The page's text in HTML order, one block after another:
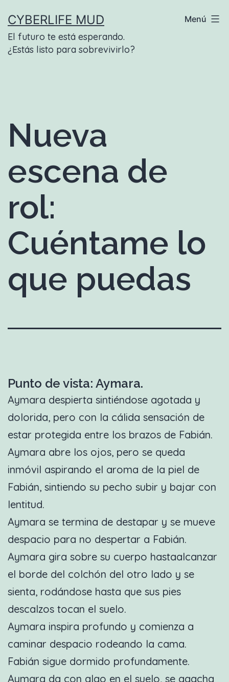
contenido
CYBERLIFE MUD
El futuro te está esperando.
¿Estás listo para sobrevivirlo?
Menú
Nueva
escena de
rol:
Cuéntame lo
que puedas
Punto de vista: Aymara.
Aymara despierta sintiéndose agotada y
dolorida, pero con la cálida sensación de
estar protegida entre los brazos de Fabián.
Aymara abre los ojos, pero se queda
inmóvil aspirando el aroma de la piel de
Fabián, sintiendo su pecho subir y bajar con
lentitud.
Aymara se termina de destapar y se mueve
despacio para no despertar a Fabián.
Aymara gira sobre su cuerpo hastaalcanzar
el borde del colchón del otro lado y se
sienta, rodándose hasta que sus pies
descalzos tocan el suelo.
Aymara inspira profundo y comienza a
caminar despacio rodeando la cama.
Fabián sigue dormido profundamente.
Aymara da con algo en el suelo, se agacha